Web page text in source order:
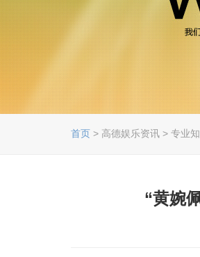
首页 > 高德娱乐资讯 > 专业
“黄婉